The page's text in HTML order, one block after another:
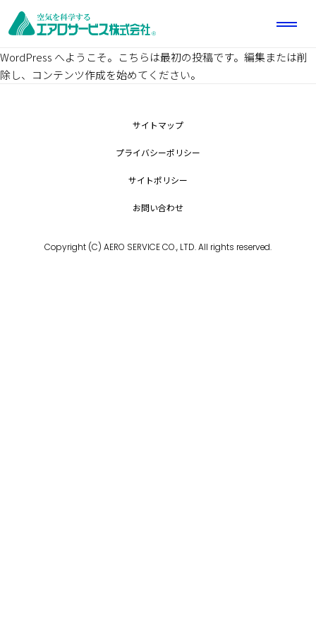
WordPress へようこそ。こちらは最初の投稿です。編集または削
除し、コンテンツ作成を始めてください。
サイトマップ
プライバシーポリシー
サイトポリシー
お問い合わせ
Copyright (C) AERO SERVICE CO., LTD. All rights reserved.